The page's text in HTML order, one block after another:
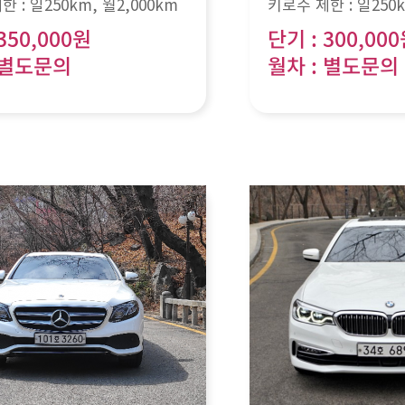
원
도문의
단기 : 300,000
월차 : 별도문의